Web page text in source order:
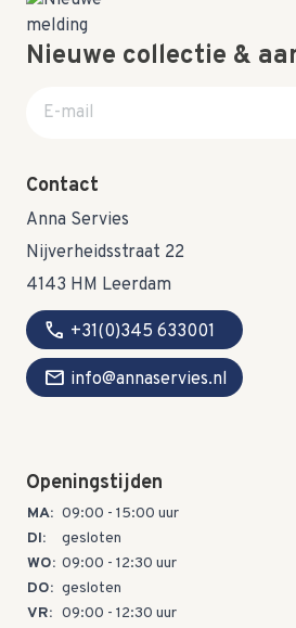
Nieuwe collectie &
E-mail adres
Contact
Anna Servies
Nijverheidsstraat 22
4143 HM Leerdam
call +31(0)345 633001
mail info@annaservies.nl
Openingstijden
MA: 09:00 - 15:00 uur
DI:
gesloten
WO: 09:00 - 12:30 uur
DO: gesloten
VR: 09:00 - 12:30 uur